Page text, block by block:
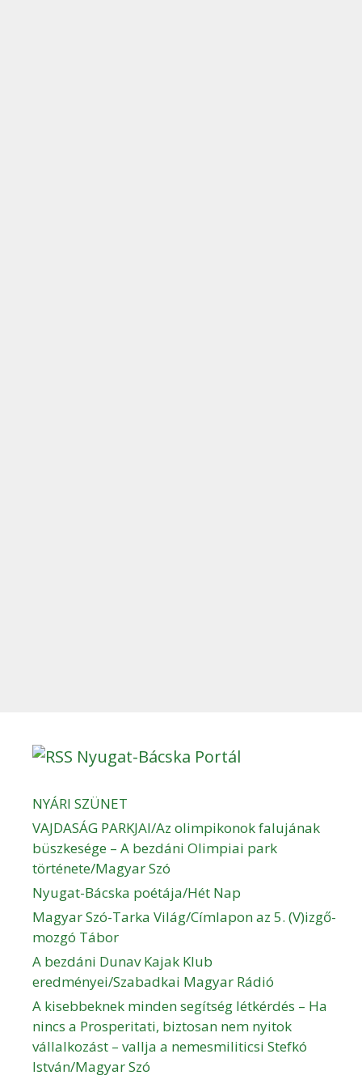
Nyugat-Bácska Portál
NYÁRI SZÜNET
VAJDASÁG PARKJAI/Az olimpikonok falujának
büszkesége – A bezdáni Olimpiai park
története/Magyar Szó
Nyugat-Bácska poétája/Hét Nap
Magyar Szó-Tarka Világ/Címlapon az 5. (V)izgő-
mozgó Tábor
A bezdáni Dunav Kajak Klub
eredményei/Szabadkai Magyar Rádió
A kisebbeknek minden segítség létkérdés – Ha
nincs a Prosperitati, biztosan nem nyitok
vállalkozást – vallja a nemesmiliticsi Stefkó
István/Magyar Szó